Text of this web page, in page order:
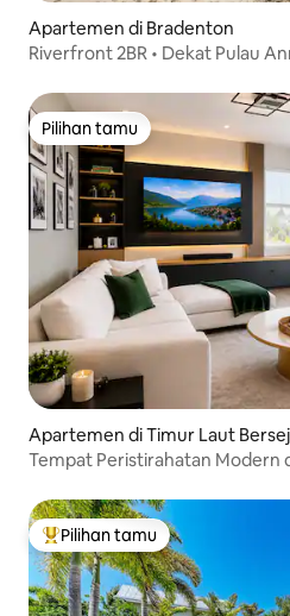
Apartemen di Bradenton
Riverfront 2BR • Dekat Pulau
Pilihan tamu
Pilihan tamu
Apartemen di Timur Laut
Tempat Peristirahatan Modern
Pilihan tamu terpopuler
Pilihan tamu